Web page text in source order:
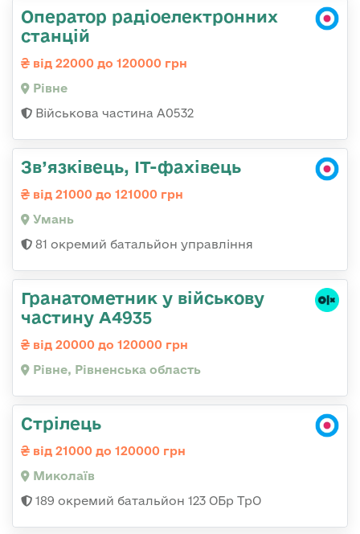
Оператор радіоелектронних
станцій
від 22000 до 120000 грн
Рівне
Військова частина А0532
Зв’язківець, ІТ-фахівець
від 21000 до 121000 грн
Умань
81 окремий батальйон управління
Гранатометник у військову
частину А4935
від 20000 до 120000 грн
Рівне, Рівненська область
Стрілець
від 21000 до 120000 грн
Миколаїв
189 окремий батальйон 123 ОБр ТрО